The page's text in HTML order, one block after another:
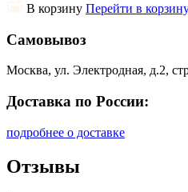
В корзину Перейти в
Самовывоз
Москва, ул. Электродная, д.2,
Доставка по России:
подробнее о доставке
Отзывы